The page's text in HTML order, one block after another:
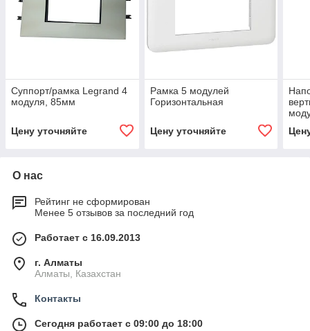
Суппорт/рамка Legrand 4
модуля, 85мм
Цену уточняйте
Рамка 5 модулей
Горизонтальная
Цену уточняйте
О нас
Рейтинг не сформирован
Менее 5 отзывов за последний год
Работает с 16.09.2013
г. Алматы
Алматы, Казахстан
Контакты
Сегодня работает с 09:00 до 18:00